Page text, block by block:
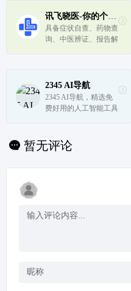
算法、再结合传统的 N
LP 技术，能够像真人
一样理解你的搜索意
具备症状自查、药物查
询、中医辨证、报告解
健康助手。
2345 AI导航
2345 AI导航，精选免
费好用的人工智能工具
享。涵盖了AI绘画，A
I游戏，AI视频，AI网
暂无评论